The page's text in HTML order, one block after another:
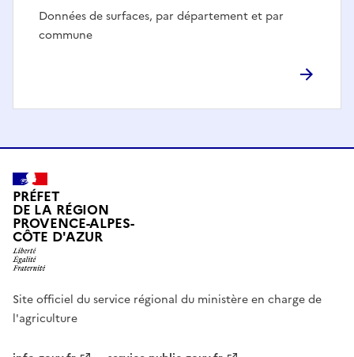
Données de surfaces, par département et par
commune
PRÉFET
DE LA RÉGION
PROVENCE-ALPES-
CÔTE D'AZUR
Site officiel du service régional du ministère en charge de
l'agriculture